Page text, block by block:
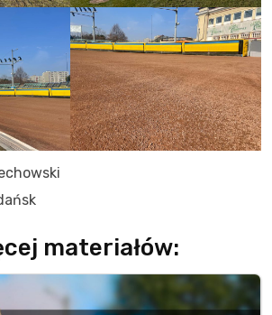
materiałów: